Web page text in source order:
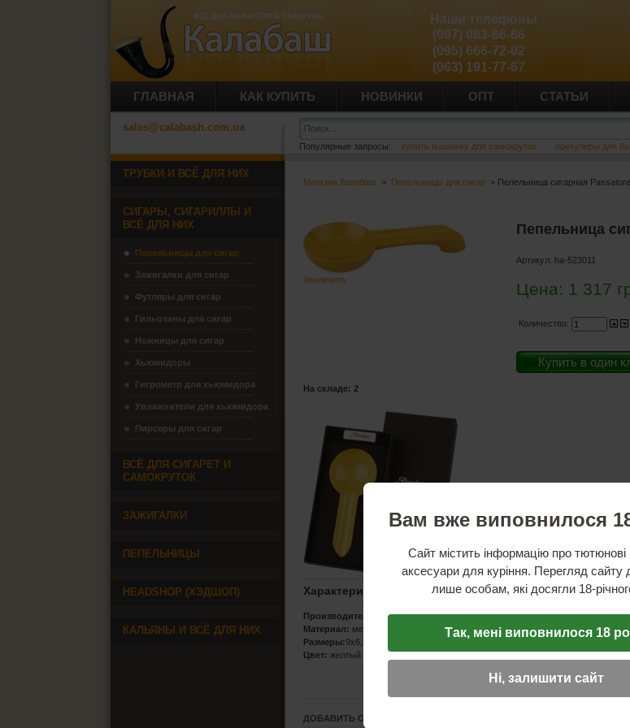
Наши телефоны
(097) 083-86-66
(095) 666-72-02
(063) 191-77-67
ГЛАВНАЯ КАК КУПИТЬ НОВИНКИ ОПТ СТАТЬИ
sales@calabash.com.ua
Популярные запросы: купить машинку для самокруток прекулеры для
Магазин Калабаш > Пепельницы для сигар > Пепельница сигарная
Увеличить
Пепельница
Артикул: ha-523011
Цена: 1 317
Количество:
Купить в один
На складе: 2
Характеристики
Производитель:
Passatore
Материал: металл
Размеры:9х6,5х2
Цвет: желтый
ДОБАВИТЬ ОТЗЫВ
ТРУБКИ И ВСЁ ДЛЯ НИХ
СИГАРЫ, СИГАРИЛЛЫ И
ВСЁ ДЛЯ НИХ
Пепельницы для сигар
Зажигалки для сигар
Футляры для сигар
Гильотины для сигар
Ножницы для сигар
Хьюмидоры
Гигрометр для хьюмидора
Увлажнители для хьюмидора
Пирсеры для сигар
ВСЁ ДЛЯ СИГАРЕТ И
САМОКРУТОК
ЗАЖИГАЛКИ
ПЕПЕЛЬНИЦЫ
HEADSHOP (ХЭДШОП)
КАЛЬЯНЫ И ВСЁ ДЛЯ НИХ
Вам вже виповнилося
Сайт містить інформацію про
аксесуари для куріння. Перегляд сайту
лише особам, які досягли 18-
Так, мені виповнилося 18
Ні, залишити сайт